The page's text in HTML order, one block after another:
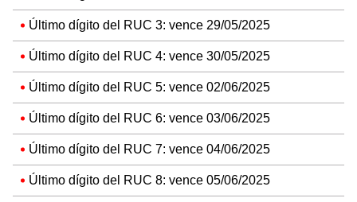
Último dígito del RUC 3: vence 29/05/2025
Último dígito del RUC 4: vence 30/05/2025
Último dígito del RUC 5: vence 02/06/2025
Último dígito del RUC 6: vence 03/06/2025
Último dígito del RUC 7: vence 04/06/2025
Último dígito del RUC 8: vence 05/06/2025